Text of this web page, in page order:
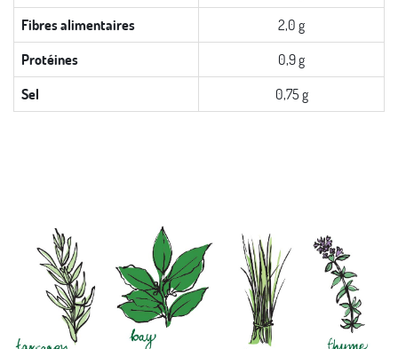
Fibres alimentaires
2,0 g
Protéines
0,9 g
Sel
0,75 g